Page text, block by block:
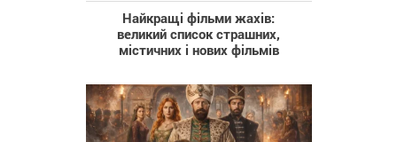
Найкращі фільми жахів:
великий список страшних,
містичних і нових фільмів